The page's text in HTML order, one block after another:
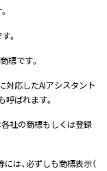
。
標です。
対応したAIアシスタント
呼ばれます。
社の商標もしくは登録
は、必ずしも商標表示（